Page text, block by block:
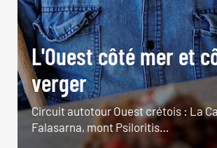
L'Ouest côté mer et
verger
Circuit autotour Ouest crétois : La
Falasarna, mont Psiloritis…